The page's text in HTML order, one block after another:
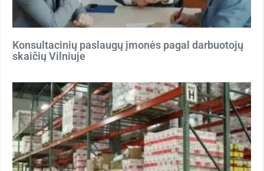
Konsultacinių paslaugų įmonės pagal darbuotojų
skaičių Vilniuje